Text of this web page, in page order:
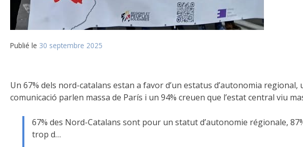
Publié le 30 septembre 2025
Un 67% dels nord-catalans estan a favor d’un estatus d’autonomia
comunicació parlen massa de París i un 94% creuen que l’estat central viu
67% des Nord-Catalans sont pour un statut d’autonomie régionale,
trop d…